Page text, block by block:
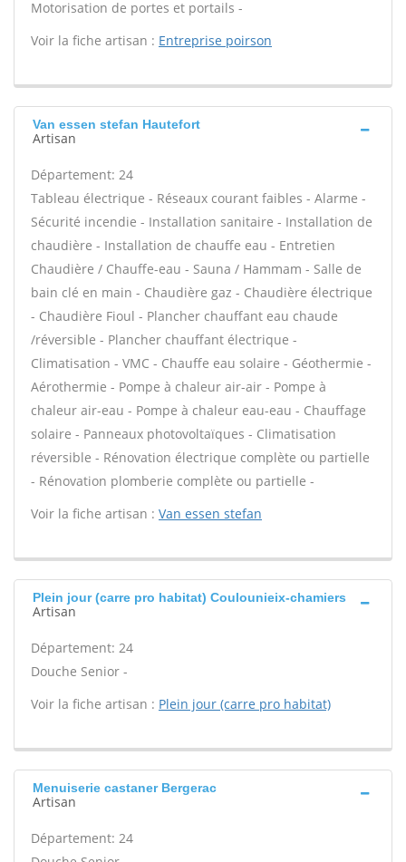
Motorisation de portes et portails -
Voir la fiche artisan : Entreprise poirson
Van essen stefan Hautefort
Artisan
Département: 24
Tableau électrique - Réseaux courant faibles - Alarme -
Sécurité incendie - Installation sanitaire - Installation de
chaudière - Installation de chauffe eau - Entretien
Chaudière / Chauffe-eau - Sauna / Hammam - Salle de
bain clé en main - Chaudière gaz - Chaudière électrique
- Chaudière Fioul - Plancher chauffant eau chaude
/réversible - Plancher chauffant électrique -
Climatisation - VMC - Chauffe eau solaire - Géothermie -
Aérothermie - Pompe à chaleur air-air - Pompe à
chaleur air-eau - Pompe à chaleur eau-eau - Chauffage
solaire - Panneaux photovoltaïques - Climatisation
réversible - Rénovation électrique complète ou partielle
- Rénovation plomberie complète ou partielle -
Voir la fiche artisan : Van essen stefan
Plein jour (carre pro habitat) Coulounieix-chamiers
Artisan
Département: 24
Douche Senior -
Voir la fiche artisan : Plein jour (carre pro habitat)
Menuiserie castaner Bergerac
Artisan
Département: 24